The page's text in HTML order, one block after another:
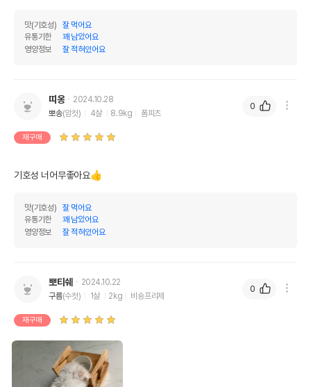
맛(기호성)
잘 먹어요
유통기한
꽤 남았어요
영양정보
잘 적혀있어요
띠옹
2024.10.28
뽀송(암컷) 4살 8.9kg 폼피츠
재구매
기호성 너어무좋아요👍
맛(기호성)
잘 먹어요
유통기한
꽤 남았어요
영양정보
잘 적혀있어요
0
뽀티쉐
2024.10.22
구름(수컷) 1살 2kg 비숑프리제
재구매
0